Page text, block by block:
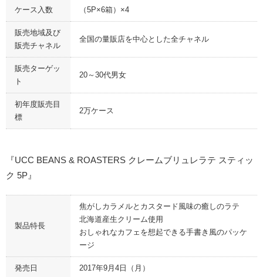
ケース入数 （5P×6箱）×4
販売地域及び
販売チャネル
全国の量販店を中心とした全チャネル
販売ターゲッ
ト
20～30代男女
初年度販売目
標
2万ケース
『UCC BEANS & ROASTERS クレームブリュレラテ スティッ
ク 5P』
製品特長
焦がしカラメルとカスタード風味の癒しのラテ
北海道産生クリーム使用
おしゃれなカフェを想起できる手書き風のパッケ
ージ
発売日 2017年9月4日（月）